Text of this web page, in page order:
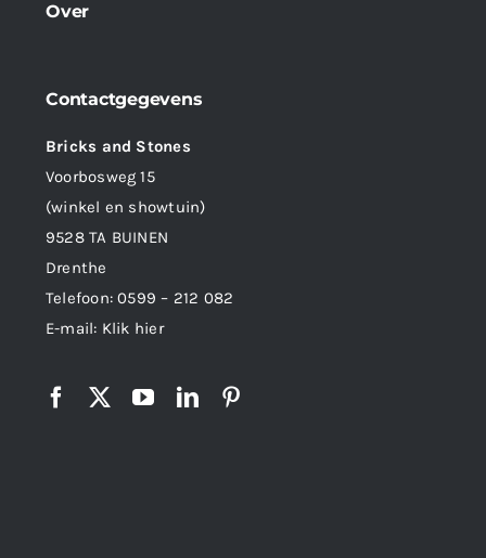
Over
Contactgegevens
Bricks and Stones
Voorbosweg 15
(winkel en showtuin)
9528 TA BUINEN
Drenthe
Telefoon:0599 – 212 082
E-mail: Klik hier